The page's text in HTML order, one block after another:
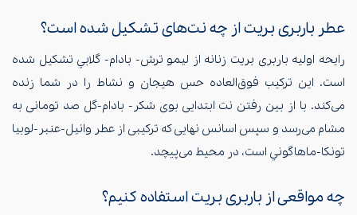
عطر باربری بریت از چه نت‌های تشکیل شده است؟
رایحه اولیه باربری بریت زنانه از ليمو ترش- بادام- گلابي تشکیل شده
است. این ترکیب فوق‌العاده حس هیجان و نشاط را در شما زنده
می‌کند. با از بین رفتن نت ابتدایی بوی شکر- بادام-گل صد تومانی به
مشام می‌رسد و سپس اسانس نهایی که ترکیبی از عطر وانيل-عنبر-لوبيا
تونکا-ماهاگوني است، در محیط می‌پیچد.
چه مواقعی از باربری بریت استفاده کنیم؟